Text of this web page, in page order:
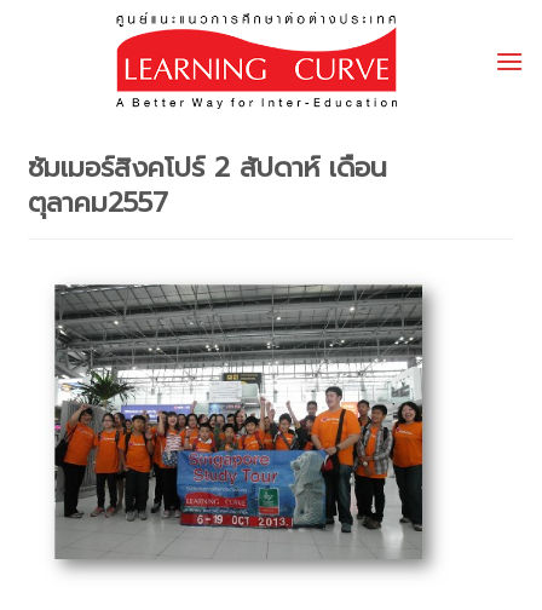
ซัมเมอร์สิงคโปร์ 2 สัปดาห์ เดือน
ตุลาคม2557